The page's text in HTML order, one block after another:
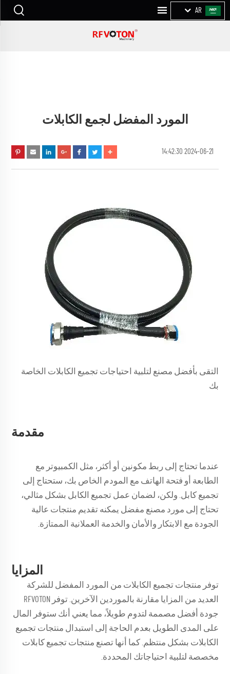
AR
المورد المفضل لجمع الكابلات
2024-06-21 14:42:30
التقى بأفضل مصنع لتلبية احتياجات تجميع الكابلات الخاصة
بك
مقدمة
عندما تحتاج إلى ربط مكونين أو أكثر، مثل الكمبيوتر مع
الطابعة أو فتحة الهاتف مع المودم الخاص بك، ستحتاج إلى
تجميع كابل. ولكن، لضمان عمل تجميع الكابل بشكل مثالي،
تحتاج إلى مورد مصنع مفضل يمكنه تقديم منتجات عالية
الجودة مع الابتكار والأمان والخدمة العملانية الممتازة.
المزايا
توفر منتجات تجميع الكابلات من المورد المفضل للشركة
العديد من المزايا مقارنة بالموردين الآخرين. توفر RFVOTON
جودة أفضل مصممة لتدوم طويلاً، مما يعني أنك ستوفر المال
على المدى الطويل بعدم الحاجة إلى استبدال منتجات تجميع
الكابلات بشكل منتظم. كما أنها تصنع منتجات تجميع كابلات
مخصصة لتلبية احتياجاتك المحددة.